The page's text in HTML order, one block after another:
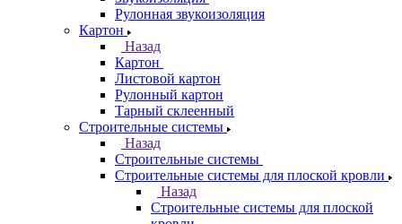
Рулонная звукоизоляция
Картон
Назад
Картон
Листовой картон
Рулонный картон
Тарный склеенный
Строительные системы
Назад
Строительные системы
Строительные системы для плоской кровли
Назад
Строительные системы для плоской